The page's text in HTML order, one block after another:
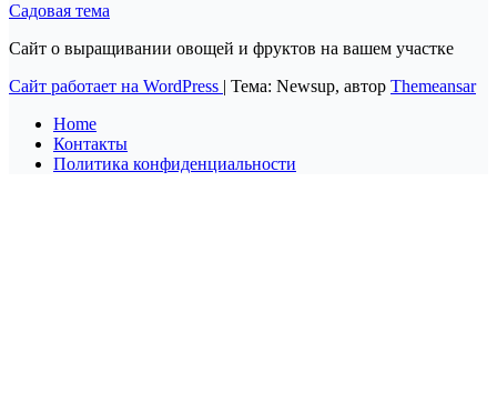
Садовая тема
Сайт о выращивании овощей и фруктов на вашем участке
Сайт работает на WordPress | Тема: Newsup, автор Themeansar
Home
Контакты
Политика конфиденциальности